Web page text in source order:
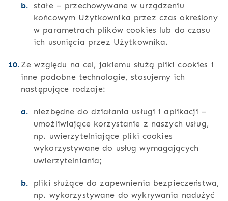
stałe – przechowywane w urządzeniu
końcowym Użytkownika przez czas określony
w parametrach plików cookies lub do czasu
ich usunięcia przez Użytkownika.
Ze względu na cel, jakiemu służą pliki cookies i
inne podobne technologie, stosujemy ich
następujące rodzaje:
niezbędne do działania usługi i aplikacji –
umożliwiające korzystanie z naszych usług,
np. uwierzytelniające pliki cookies
wykorzystywane do usług wymagających
uwierzytelniania;
pliki służące do zapewnienia bezpieczeństwa,
np. wykorzystywane do wykrywania nadużyć